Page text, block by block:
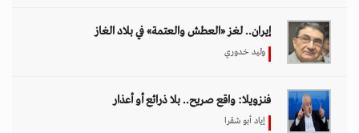
إيران.. لغز «العطش والعتمة» في بلاد الغاز
وليد خدوري
فنزويلا: واقع صريح.. بلا ذرائع أو أعذار
إياد أبو شقرا